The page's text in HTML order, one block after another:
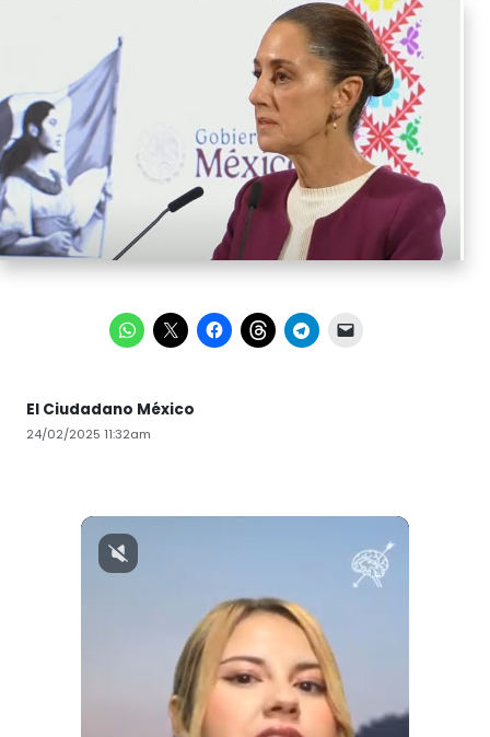
El Ciudadano México
24/02/2025 11:32am